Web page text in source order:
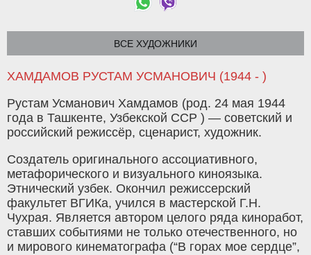
ВСЕ ХУДОЖНИКИ
ХАМДАМОВ РУСТАМ УСМАНОВИЧ (1944 - )
Рустам Усманович Хамдамов (род. 24 мая 1944
года в Ташкенте, Узбекской ССР ) — советский и
российский режиссёр, сценарист, художник.
Создатель оригинального асcоциативного,
метафорического и визуального киноязыка.
Этнический узбек. Окончил режиссерский
факультет ВГИКа, учился в мастерской Г.Н.
Чухрая. Является автором целого ряда киноработ,
ставших событиями не только отечественного, но
и мирового кинематографа (“В горах мое сердце”,